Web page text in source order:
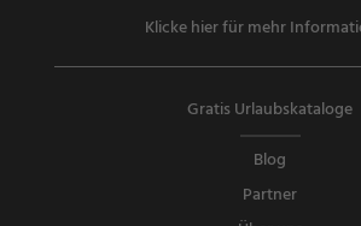
Klicke hier für mehr
Gratis Urlaubskataloge
Blog
Partner